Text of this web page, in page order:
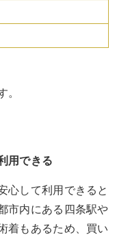
。
用できる
心して利用できると
市内にある四条駅や
着もあるため、買い